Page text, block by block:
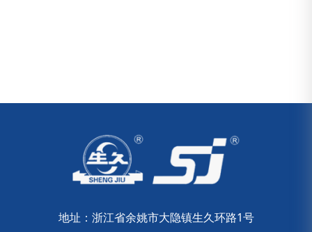
地址：浙江省余姚市大隐镇生久环路1号